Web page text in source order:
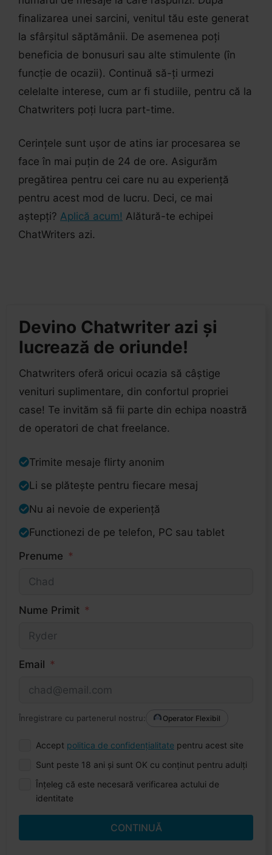
finalizarea unei sarcini, venitul tău este generat
la sfârșitul săptămânii. De asemenea poți
beneficia de bonusuri sau alte stimulente (în
funcție de ocazii). Continuă să-ți urmezi
celelalte interese, cum ar fi studiile, pentru că la
Chatwriters poți lucra part-time.
Cerințele sunt ușor de atins iar procesarea se
face în mai puțin de 24 de ore. Asigurăm
pregătirea pentru cei care nu au experiență
pentru acest mod de lucru. Deci, ce mai
aștepți? Aplică acum! Alătură-te echipei
ChatWriters azi.
Devino Chatwriter azi și
lucrează de oriunde!
Chatwriters oferă oricui ocazia să câștige
venituri suplimentare, din confortul propriei
case! Te invităm să fii parte din echipa noastră
de operatori de chat freelance.
Trimite mesaje flirty anonim
Li se plătește pentru fiecare mesaj
Nu ai nevoie de experiență
Functionezi de pe telefon, PC sau tablet
Prenume
Nume Primit
Email
Înregistrare cu partenerul nostru: Operator Flexibil
Accept politica de confidențialitate pentru acest site
Sunt peste 18 ani și sunt OK cu conținut pentru adulți
Înțeleg că este necesară verificarea actului de
identitate
CONTINUĂ